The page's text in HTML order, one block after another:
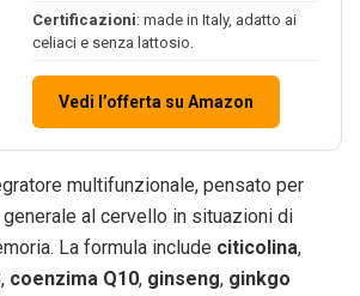
Certificazioni: made in Italy, adatto ai
celiaci e senza lattosio.
Vedi l’offerta su Amazon
multifunzionale, pensato per
al cervello in situazioni di
La formula include citicolina,
, coenzima Q10, ginseng, ginkgo